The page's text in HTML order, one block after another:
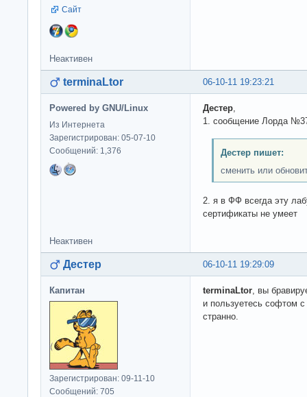
Сайт
Неактивен
06-10-11 19:23:21
terminaLtor
Powered by GNU/Linux
Из Интернета
Зарегистрирован: 05-07-10
Сообщений: 1,376
Дестер
1. сообщение Лорда
Дестер пишет:
сменить или
2. я в ФФ всегда эту
сертификаты не умеет
Неактивен
06-10-11 19:29:09
Дестер
Капитан
Зарегистрирован: 09-11-10
Сообщений: 705
terminaLtor , вы
и пользуетесь софтом
странно.